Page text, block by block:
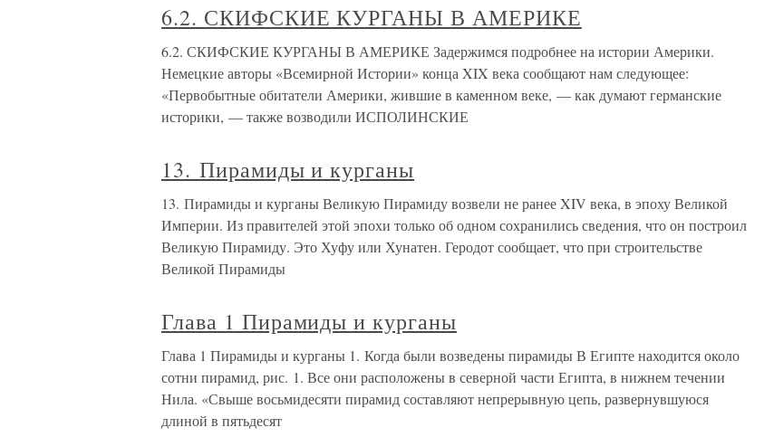
6.2. СКИФСКИЕ КУРГАНЫ В АМЕРИКЕ
6.2. СКИФСКИЕ КУРГАНЫ В АМЕРИКЕ Задержимся подробнее на истории Америки.
Немецкие авторы «Всемирной Истории» конца XIX века сообщают нам следующее:
«Первобытные обитатели Америки, жившие в каменном веке, — как думают германские
историки, — также возводили ИСПОЛИНСКИЕ
13. Пирамиды и курганы
13. Пирамиды и курганы Великую Пирамиду возвели не ранее XIV века, в эпоху Великой
Империи. Из правителей этой эпохи только об одном сохранились сведения, что он построил
Великую Пирамиду. Это Хуфу или Хунатен. Геродот сообщает, что при строительстве
Великой Пирамиды
Глава 1 Пирамиды и курганы
Глава 1 Пирамиды и курганы 1. Когда были возведены пирамиды В Египте находится около
сотни пирамид, рис. 1. Все они расположены в северной части Египта, в нижнем течении
Нила. «Свыше восьмидесяти пирамид составляют непрерывную цепь, развернувшуюся
длиной в пятьдесят